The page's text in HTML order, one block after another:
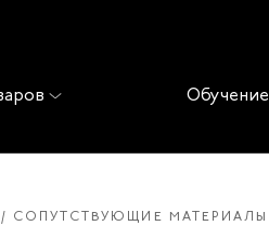
Обучение
СОПУТСТВУЮЩИЕ МАТЕРИАЛЫ